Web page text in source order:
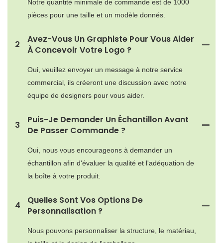
Notre quantité minimale de commande est de 1000
pièces pour une taille et un modèle donnés.
2
Avez-Vous Un Graphiste Pour Vous Aider
À Concevoir Votre Logo ?
Oui, veuillez envoyer un message à notre service
commercial, ils créeront une discussion avec notre
équipe de designers pour vous aider.
3
Puis-Je Demander Un Échantillon Avant
De Passer Commande ?
Oui, nous vous encourageons à demander un
échantillon afin d'évaluer la qualité et l'adéquation de
la boîte à votre produit.
4
Quelles Sont Vos Options De
Personnalisation ?
Nous pouvons personnaliser la structure, le matériau,